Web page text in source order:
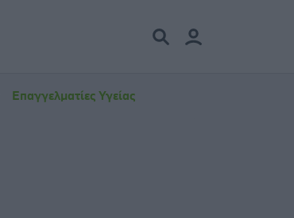
Επαγγελματίες Υγείας